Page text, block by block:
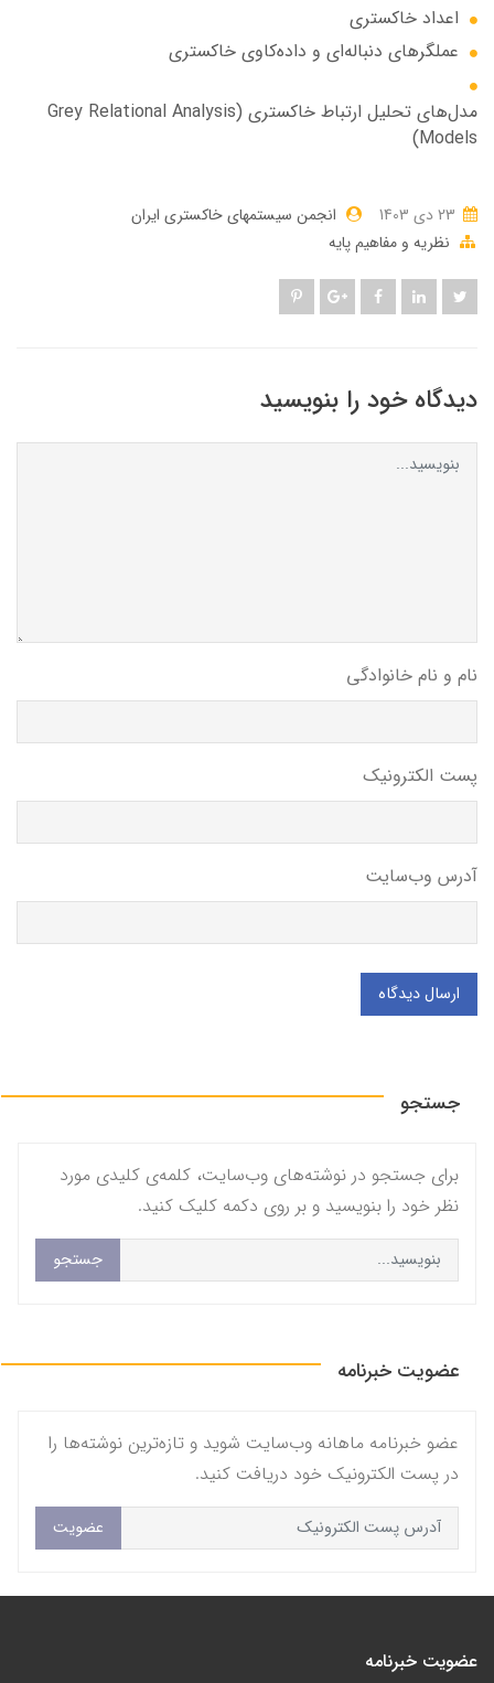
اعداد خاکستری
عملگرهای دنباله‌ای و داده‌کاوی خاکستری
مدل‌های تحلیل ارتباط خاکستری (Grey Relational Analysis
Models)
انجمن سیستمهای خاکستری ایران
نظریه و مفاهیم پایه
دیدگاه خود را بنویسید
نام و نام خانوادگی
پست الکترونیک
آدرس وب‌سایت
ارسال دیدگاه
جستجو
برای جستجو در نوشته‌های وب‌سایت، کلمه‌ی کلیدی مورد
نظر خود را بنویسید و بر روی دکمه کلیک کنید.
جستجو
عضویت خبرنامه
عضو خبرنامه ماهانه وب‌سایت شوید و تازه‌ترین نوشته‌ها را
در پست الکترونیک خود دریافت کنید.
عضویت
عضویت خبرنامه